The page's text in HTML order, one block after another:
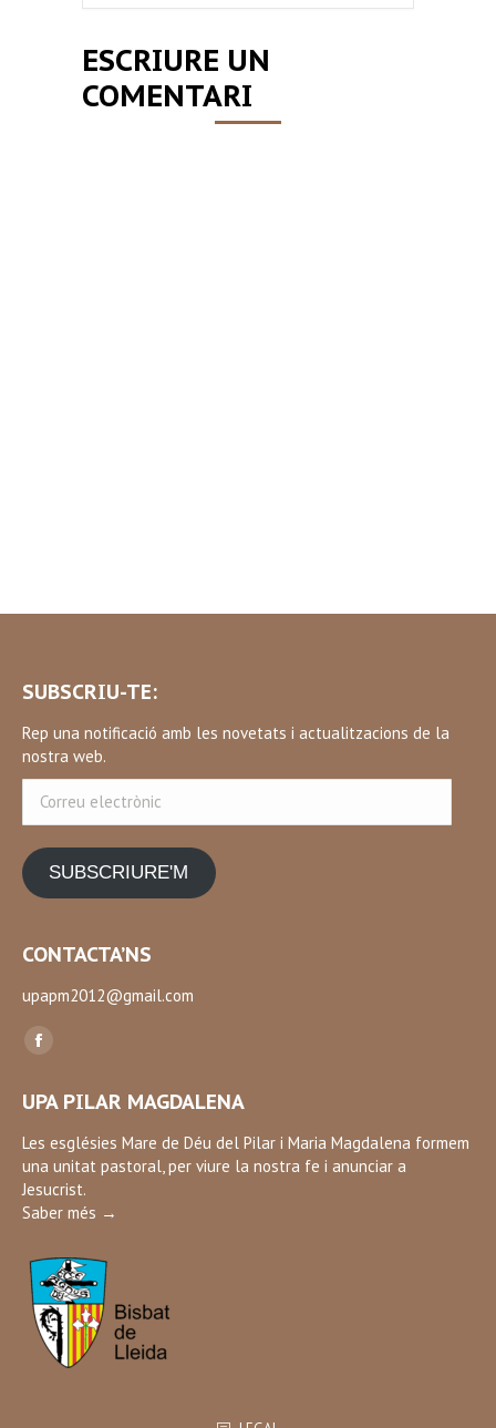
ESCRIURE UN
COMENTARI
SUBSCRIU-TE:
Rep una notificació amb les novetats i actualitzacions de la
nostra web.
electrònic
SUBSCRIURE'M
CONTACTA’NS
upapm2012@gmail.com
Find us on:
Facebook
opens
in
new
window
UPA PILAR MAGDALENA
Les esglésies Mare de Déu del Pilar i Maria Magdalena formem
una unitat pastoral, per viure la nostra fe i anunciar a
Jesucrist.
Saber més →